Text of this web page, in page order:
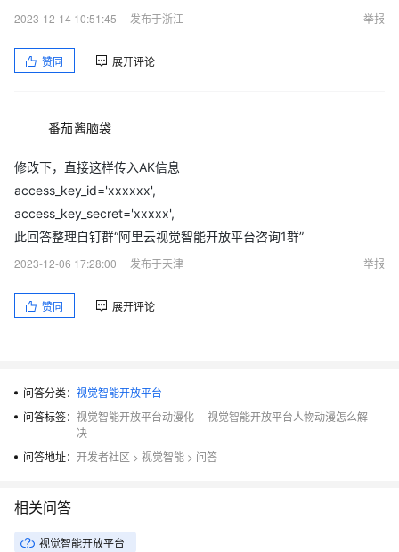
2023-12-14 10:51:45
发布于浙江 举报
赞同 展开评论
番茄酱脑袋
修改下，直接这样传入AK信息
access_key_id='xxxxxx',
access_key_secret='xxxxx',
此回答整理自钉群“阿里云视觉智能开放平台咨询1群”
2023-12-06 17:28:00
发布于天津 举报
赞同 展开评论
问答分类： 视觉智能开放平台
问答标签： 视觉智能开放平台动漫化
视觉智能开放平台人物动漫怎么解
决
问答地址： 开发者社区 > 视觉智能 > 问答
相关问答
视觉智能开放平台